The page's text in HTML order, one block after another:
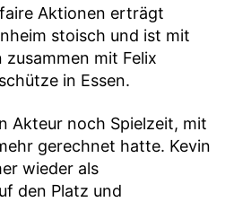
Aktionen erträgt
stoisch und ist mit
mit Felix
in Essen.
Akteur noch Spielzeit, mit
gerechnet hatte. Kevin
wieder als
den Platz und